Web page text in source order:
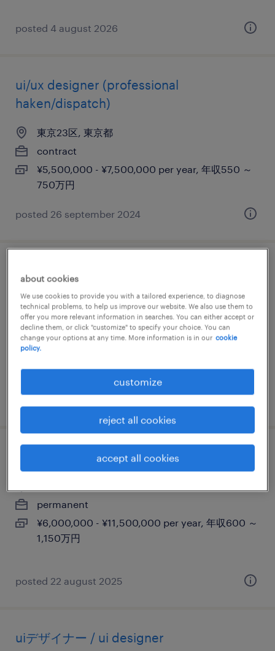
posted 4 august 2026
ui/ux designer (professional
haken/dispatch)
東京23区, 東京都
contract
¥5,500,000 - ¥7,500,000 per year, 年収550 ～
750万円
posted 26 september 2024
ui/uxデザイナー（コミュニケーションデザ
イン領域を含む）
東京23区, 東京都
permanent
¥6,500,000 - ¥10,000,000 per year, 年収650 ～
1,000万円
ui／uxデザイナー
permanent
¥6,000,000 - ¥11,500,000 per year, 年収600 ～
1,150万円
posted 22 august 2025
uiデザイナー / ui designer
about cookies
We use cookies to provide you with a tailored experience, to diagnose
technical problems, to help us improve our website. We also use them to
offer you more relevant information in searches. You can either accept or
decline them, or click "customize" to specify your choice. You can
change your options at any time. More information is in our cookie
policy.
customize
reject all cookies
accept all cookies